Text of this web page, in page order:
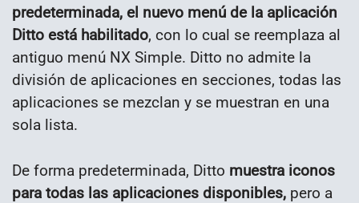
predeterminada, el nuevo menú de la aplicación
Ditto está habilitado, con lo cual se reemplaza al
antiguo menú NX Simple. Ditto no admite la
división de aplicaciones en secciones, todas las
aplicaciones se mezclan y se muestran en una
sola lista.
De forma predeterminada, Ditto muestra iconos
para todas las aplicaciones disponibles, pero a